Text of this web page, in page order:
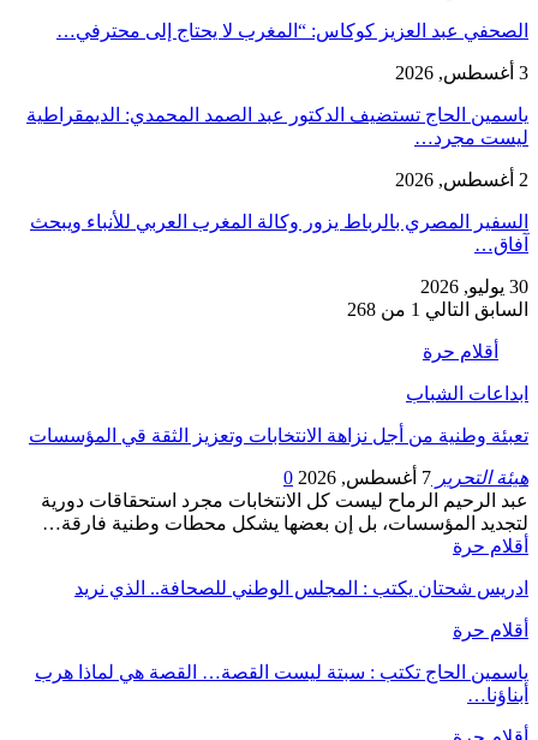
الصحفي عبد العزيز كوكاس: “المغرب لا يحتاج إلى محترفي…
3 أغسطس, 2026
ياسمين الحاج تستضيف الدكتور عبد الصمد المحمدي: الديمقراطية
ليست مجرد…
2 أغسطس, 2026
السفير المصري بالرباط يزور وكالة المغرب العربي للأنباء ويبحث
آفاق…
30 يوليو, 2026
السابق التالي 1 من 268
أقلام حرة
ابداعات الشباب
تعبئة وطنية من أجل نزاهة الانتخابات وتعزيز الثقة قي المؤسسات
هيئة التحرير 7 أغسطس, 2026
0
عبد الرحيم الرماح ليست كل الانتخابات مجرد استحقاقات دورية
لتجديد المؤسسات، بل إن بعضها يشكل محطات وطنية فارقة…
أقلام حرة
ادريس شحتان يكتب : المجلس الوطني للصحافة.. الذي نريد
أقلام حرة
ياسمين الحاج تكتب : سبتة ليست القصة… القصة هي لماذا هرب
أبناؤنا…